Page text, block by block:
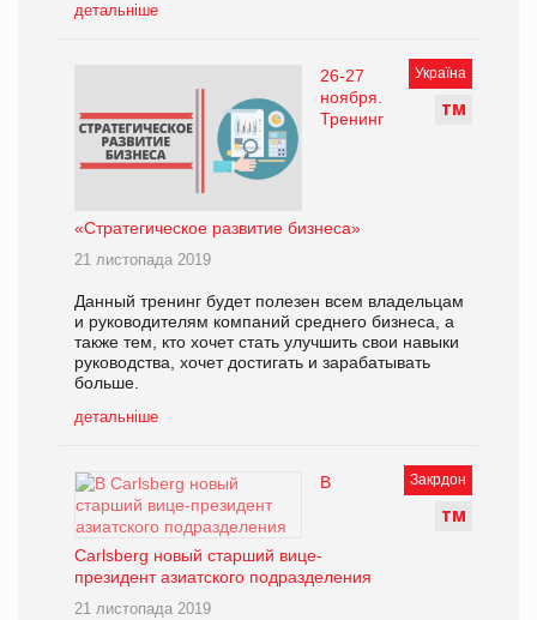
детальніше
Україна
ТМ
26-27
ноября.
Тренинг
«Стратегическое развитие бизнеса»
21 листопада 2019
Данный тренинг будет полезен всем владельцам
и руководителям компаний среднего бизнеса, а
также тем, кто хочет стать улучшить свои навыки
руководства, хочет достигать и зарабатывать
больше.
детальніше
Закрдон
ТМ
В
Carlsberg новый старший вице-
президент азиатского подразделения
21 листопада 2019